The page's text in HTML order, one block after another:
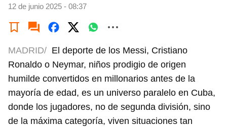
12 de junio 2025 - 08:37
MADRID/ El deporte de los Messi, Cristiano
Ronaldo o Neymar, niños prodigio de origen
humilde convertidos en millonarios antes de la
mayoría de edad, es un universo paralelo en Cuba,
donde los jugadores, no de segunda división, sino
de la máxima categoría, viven situaciones tan